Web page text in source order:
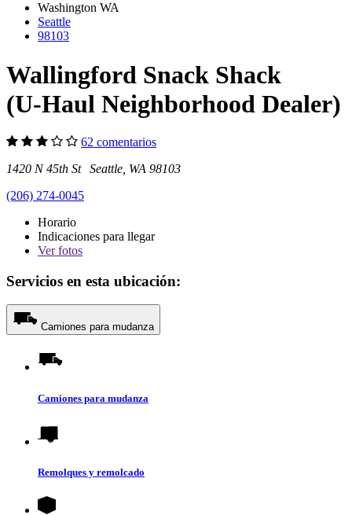
Washington WA
Seattle
98103
Wallingford Snack Shack
(U-Haul Neighborhood Dealer)
62 comentarios
1420 N 45th St Seattle, WA 98103
(206) 274-0045
Horario
Indicaciones para llegar
Verfotos
Servicios en esta ubicación:
Camiones para mudanza
Camiones para mudanza
Remolques y remolcado